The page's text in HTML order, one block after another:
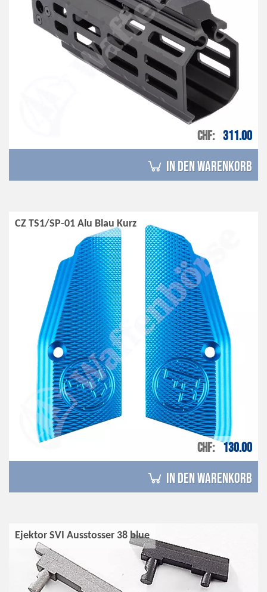
CHF 311.00
in den Warenkorb
CZ TS1/SP-01 Alu Blau Kurz
CHF 130.00
in den Warenkorb
Ejektor SVI Ausstosser 38 blue